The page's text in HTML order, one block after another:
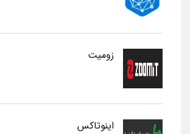
زومیت
اینوتاکس